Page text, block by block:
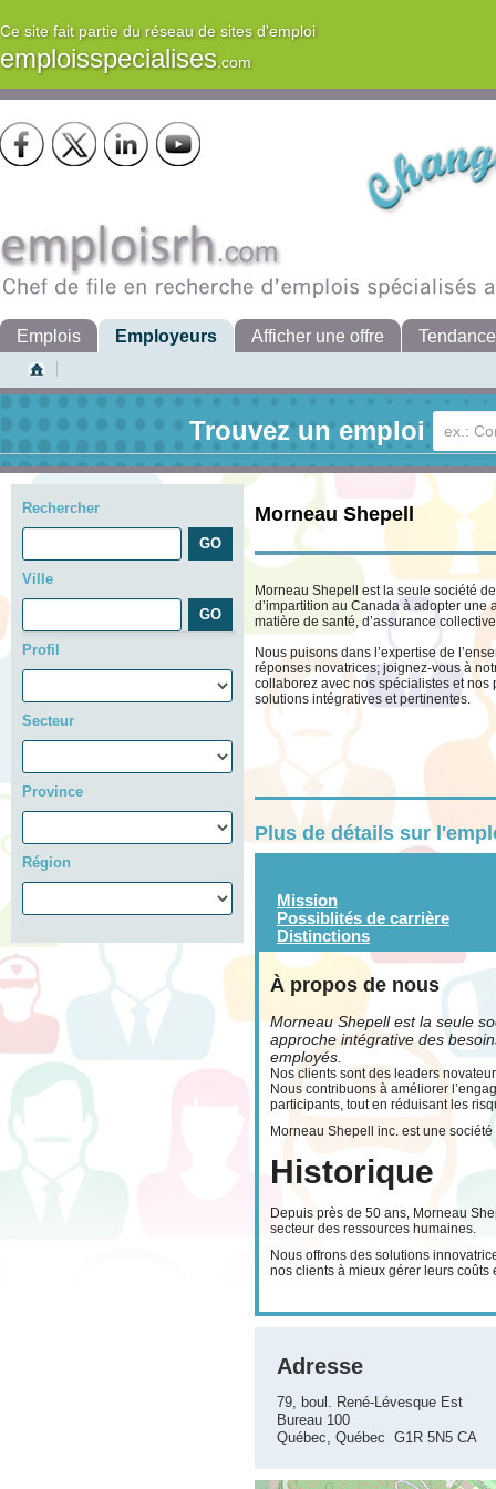
Ce site fait partie du réseau de sites d'emploi
emploisspecialises.com
Emplois Employeurs Afficher une offre
Trouvez un emploi
Rechercher
Ville
Profil
Secteur
Province
Région
Morneau Shepell
Morneau Shepell est la seule société
d’impartition au Canada à adopter
matière de santé, d’assurance
Nous puisons dans l’expertise de
réponses novatrices; joignez-vous à
collaborez avec nos spécialistes et
solutions intégratives et pertinentes.
Plus de détails sur
Mission
Possiblités de carrière
Distinctions
À propos de nous
Morneau Shepell est la seule
approche intégrative des
employés.
Nos clients sont des leaders
Nous contribuons à améliorer
participants, tout en réduisant les
Morneau Shepell inc. est une
Historique
Depuis près de 50 ans, Morneau
secteur des ressources humaines.
Nous offrons des solutions
nos clients à mieux gérer leurs
Adresse
79, boul. René-Lévesque Est
Bureau 100
Québec, Québec G1R 5N5 CA